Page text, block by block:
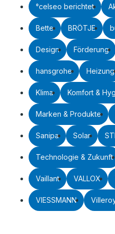
°celseo berichtet
Bette BRÖTJE
Design Förderung
hansgrohe Heizung
Klima Komfort &
Marken & Produkte
Sanipa Solar
Technologie & Zukunft
Vaillant VALLOX
VIESSMANN